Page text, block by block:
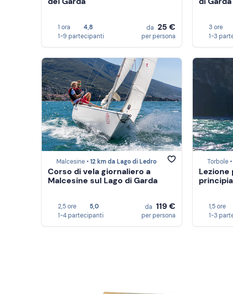
1 ora
4,8
1-9 partecipanti
da 25 €
per persona
3 ore
1-3
Malcesine •12 km da Lago di Ledro
Corso di vela giornaliero a
Malcesine sul Lago di Garda
2,5 ore
5,0
1-4 partecipanti
da 119 €
per persona
Torbole •
Lezione
1,5 ore
1-3